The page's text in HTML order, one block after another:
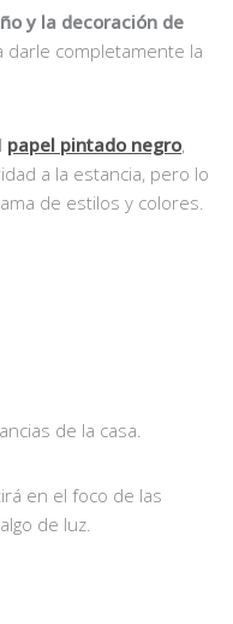
y la decoración de
darle completamente la
papel pintado negro,
a la estancia, pero lo
de estilos y colores.
de la casa.
en el foco de las
de luz.